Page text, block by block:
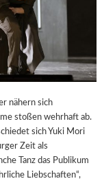
nähern sich
stoßen wehrhaft ab.
sich Yuki Mori
Zeit als
Tanz das Publikum
Liebschaften“,